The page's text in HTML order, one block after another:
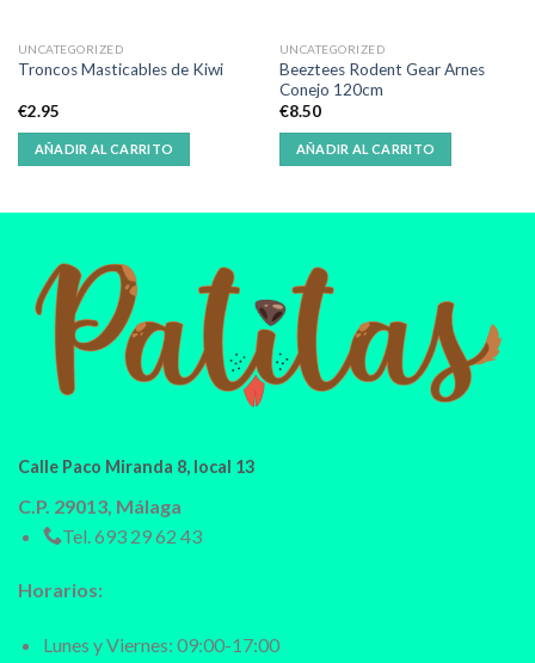
UNCATEGORIZED
Troncos Masticables de Kiwi
€2.95
AÑADIR AL CARRITO
UNCATEGORIZED
Beeztees Rodent Gear Arnes
Conejo 120cm
€8.50
AÑADIR AL CARRITO
Calle Paco Miranda 8, local 13
C.P. 29013, Málaga
Tel. 693 29 62 43
Horarios:
Lunes y Viernes: 09:00-17:00